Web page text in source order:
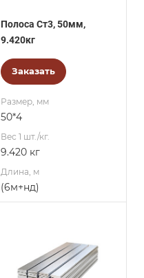
Полоса Ст3, 50мм,
9.420кг
Заказать
Размер, мм
50*4
Вес 1 шт./кг.
9.420 кг
Длина, м
(6м+нд)